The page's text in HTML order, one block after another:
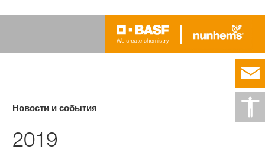
Новости и события
2019